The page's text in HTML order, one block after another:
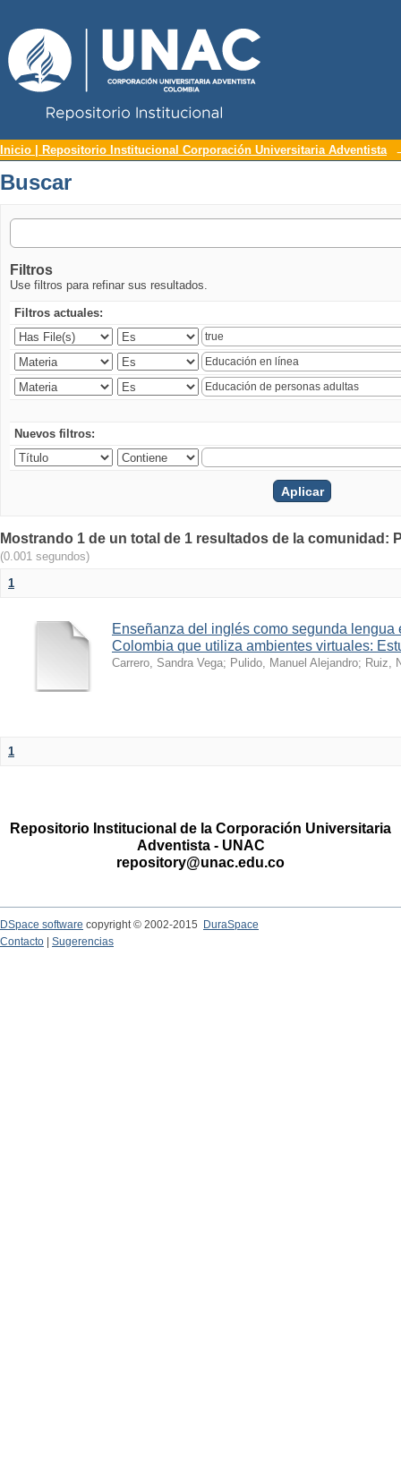
Buscar
Inicio | Repositorio Institucional Corporación Universitaria Adventista
Buscar
Filtros
Use filtros para refinar sus resultados.
Filtros actuales:
Nuevos filtros:
Mostrando 1 de un total de 1 resultados de la comunidad:
(0.001 segundos)
1
Enseñanza del inglés como segunda lengua
Colombia que utiliza ambientes virtuales:
Carrero, Sandra Vega; Pulido, Manuel Alejandro; Ruiz,
1
Repositorio Institucional de la Corporación Universitaria
Adventista - UNAC
repository@unac.edu.co
DSpace software copyright © 2002-2015
DuraSpace
Contacto
Sugerencias